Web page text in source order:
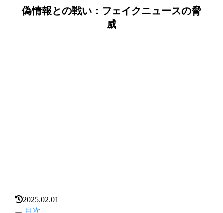
偽情報との戦い：フェイクニュースの脅
威
2025.02.01
目次